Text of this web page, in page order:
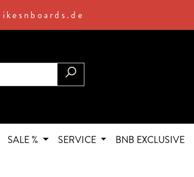
SALE % SERVICE BNB EXCLUSIVE